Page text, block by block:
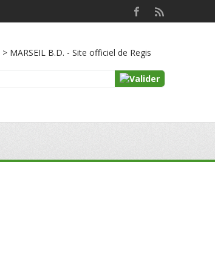
> MARSEIL B.D. - Site officiel de Regis